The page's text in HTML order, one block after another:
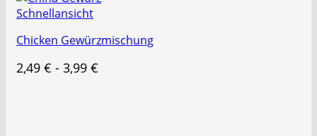
Schnellansicht
Chicken Gewürzmischung
2,49 € - 3,99 €